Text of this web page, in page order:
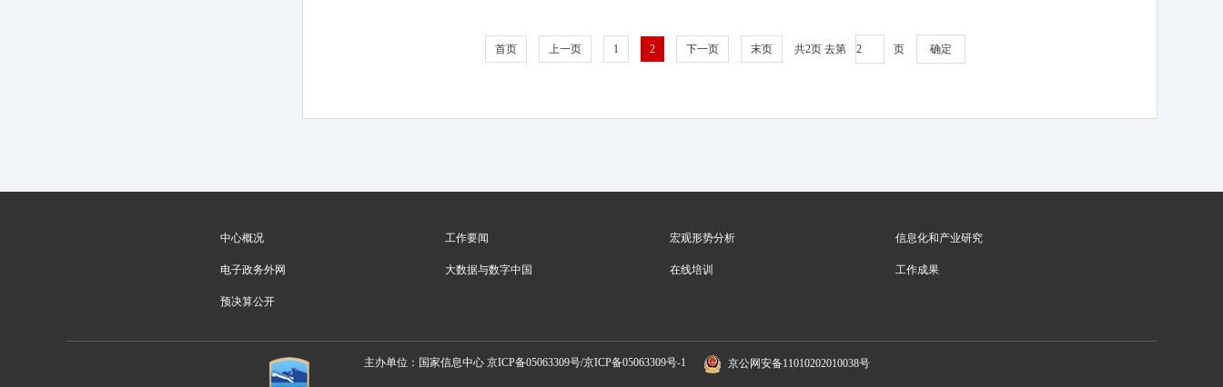
首页 上一页 1 2 下一页 末页 共2页 去第 页
中心概况 工作要闻 宏观形势分析 信息化和产业研究
电子政务外网 大数据与数字中国 在线培训 工作成果
预决算公开
主办单位：国家信息中心 京ICP备05063309号/京ICP备05063309号-1 京公网安备11010202010038号